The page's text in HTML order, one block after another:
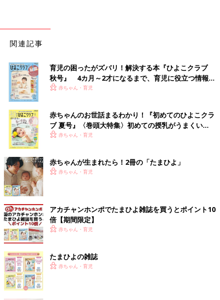
関連記事
育児の困ったがズバリ！解決する本『ひよこクラブ
秋号』 4カ月～2才になるまで、育児に役立つ情報が
いっぱい！
赤ちゃん・育児
赤ちゃんのお世話まるわかり！『初めてのひよこクラ
ブ 夏号』〈巻頭大特集〉初めての授乳がうまくい
く！ おっぱい・ミルクの基本と夏のトラブル 解決テ
赤ちゃん・育児
赤ちゃんが生まれたら！2冊の「たまひよ」
赤ちゃん・育児
アカチャンホンポでたまひよ雑誌を買うとポイント10
倍【期間限定】
赤ちゃん・育児
たまひよの雑誌
赤ちゃん・育児